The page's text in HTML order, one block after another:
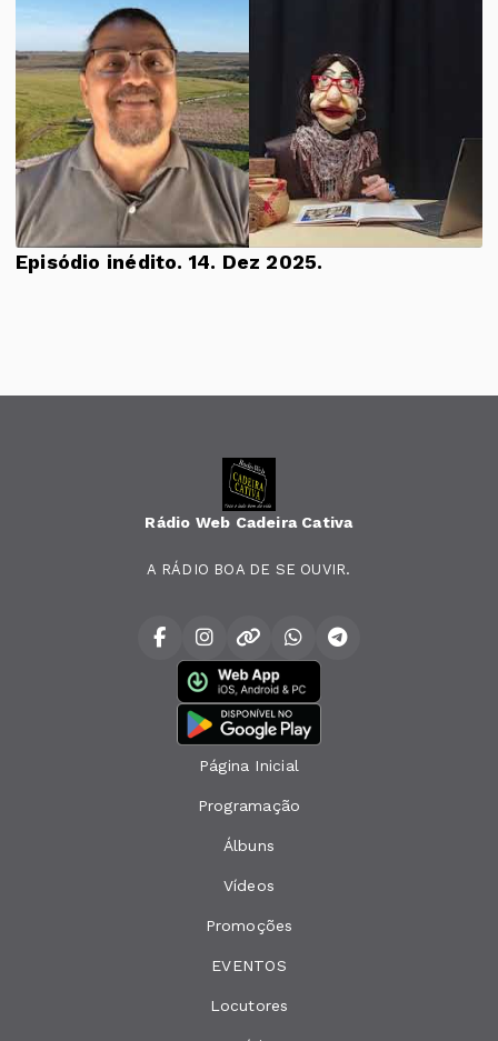
Episódio inédito. 14. Dez 2025.
Rádio Web Cadeira Cativa
A RÁDIO BOA DE SE OUVIR.
Página Inicial
Programação
Álbuns
Vídeos
Promoções
EVENTOS
Locutores